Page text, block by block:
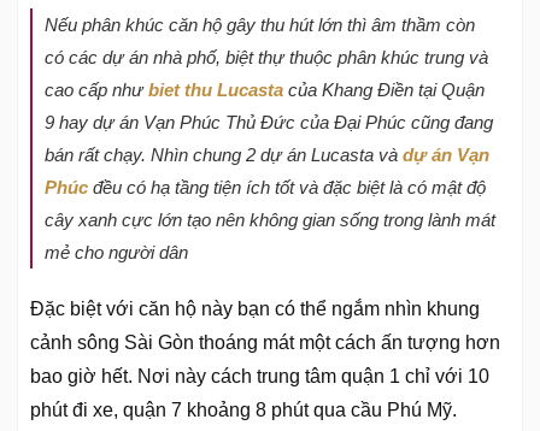
Nếu phân khúc căn hộ gây thu hút lớn thì âm thầm còn
có các dự án nhà phố, biệt thự thuộc phân khúc trung và
cao cấp nhưbiet thu Lucasta của Khang Điền tại Quận
9 hay dự án Vạn Phúc Thủ Đức của Đại Phúc cũng đang
bán rất chạy. Nhìn chung 2 dự án Lucasta và dự án Vạn
Phúc đều có hạ tầng tiện ích tốt và đặc biệt là có mật độ
cây xanh cực lớn tạo nên không gian sống trong lành mát
mẻ cho người dân
Đặc biệt với căn hộ này bạn có thể ngắm nhìn khung
cảnh sông Sài Gòn thoáng mát một cách ấn tượng hơn
bao giờ hết. Nơi này cách trung tâm quận 1 chỉ với 10
phút đi xe, quận 7 khoảng 8 phút qua cầu Phú Mỹ.